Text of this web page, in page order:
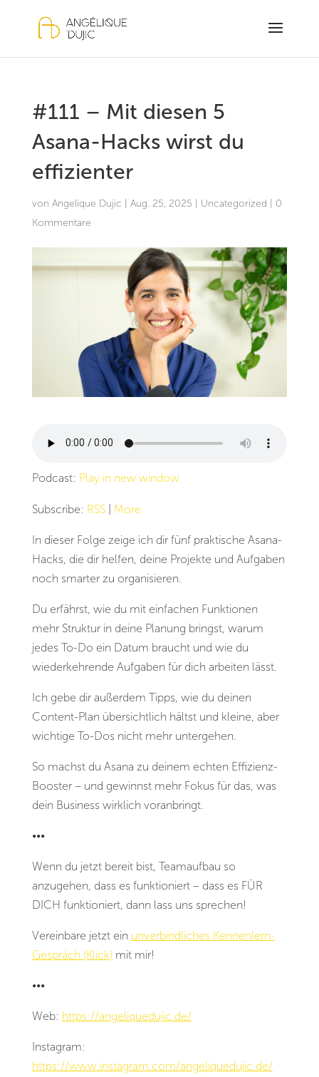
#111 – Mit diesen 5
Asana-Hacks wirst du
effizienter
von Angelique Dujic Aug. 25, 2025 Uncategorized
0
Kommentare
Podcast: Play in new window
Subscribe: RSS| More
In dieser Folge zeige ich dir fünf praktische Asana-
Hacks, die dir helfen, deine Projekte und Aufgaben
noch smarter zu organisieren.
Du erfährst, wie du mit einfachen Funktionen
mehr Struktur in deine Planung bringst, warum
jedes To-Do ein Datum braucht und wie du
wiederkehrende Aufgaben für dich arbeiten lässt.
Ich gebe dir außerdem Tipps, wie du deinen
Content-Plan übersichtlich hältst und kleine, aber
wichtige To-Dos nicht mehr untergehen.
So machst du Asana zu deinem echten Effizienz-
Booster – und gewinnst mehr Fokus für das, was
dein Business wirklich voranbringt.
•••
Wenn du jetzt bereit bist, Teamaufbau so
anzugehen, dass es funktioniert – dass es FÜR
DICH funktioniert, dann lass uns sprechen!
Vereinbare jetzt ein unverbindliches Kennenlern-
Gespräch (Klick) mit mir!
•••
Web: https://angeliquedujic.de/
Instagram:
https://www.instagram.com/angeliquedujic.de/